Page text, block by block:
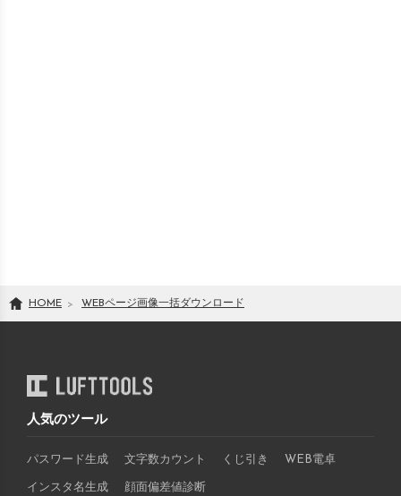
HOME WEBページ画像一括ダウンロード
人気のツール
パスワード生成 文字数カウント くじ引き WEB電卓
インスタ名生成 顔面偏差値診断